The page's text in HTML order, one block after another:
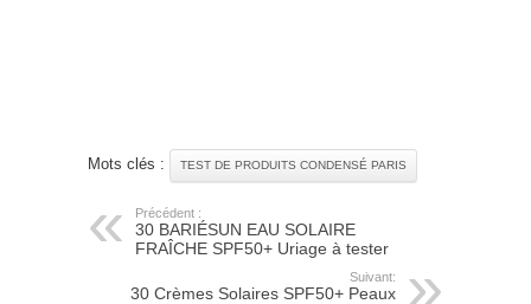
Mots clés : TEST DE PRODUITS CONDENSÉ PARIS
Précédent :
30 BARIÉSUN EAU SOLAIRE
FRAÎCHE SPF50+ Uriage à tester
Suivant:
30 Crèmes Solaires SPF50+ Peaux